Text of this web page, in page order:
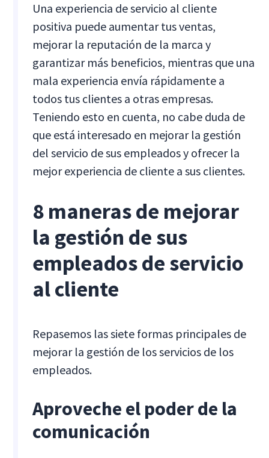
Una experiencia de servicio al cliente
positiva puede aumentar tus ventas,
mejorar la reputación de la marca y
garantizar más beneficios, mientras que una
mala experiencia envía rápidamente a
todos tus clientes a otras empresas.
Teniendo esto en cuenta, no cabe duda de
que está interesado en mejorar la gestión
del servicio de sus empleados y ofrecer la
mejor experiencia de cliente a sus clientes.
8 maneras de mejorar
la gestión de sus
empleados de servicio
al cliente
Repasemos las siete formas principales de
mejorar la gestión de los servicios de los
empleados.
Aproveche el poder de la
comunicación